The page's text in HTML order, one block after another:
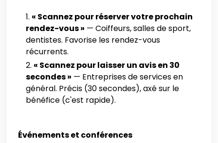
« Scannez pour réserver votre prochain
rendez-vous » — Coiffeurs, salles de sport,
dentistes. Favorise les rendez-vous
récurrents.
« Scannez pour laisser un avis en 30
secondes » — Entreprises de services en
général. Précis (30 secondes), axé sur le
bénéfice (c'est rapide).
Événements et conférences